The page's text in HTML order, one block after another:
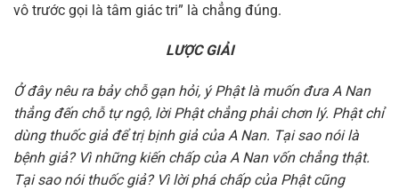
vô trước gọi là tâm giác tri” là chẳng đúng.
LƯỢC GIẢI
Ở đây nêu ra bảy chỗ gạn hỏi, ý Phật là muốn đưa A Nan
thẳng đến chỗ tự ngộ, lời Phật chẳng phải chơn lý. Phật chỉ
dùng thuốc giả để trị bịnh giả của A Nan. Tại sao nói là
bệnh giả? Vì những kiến chấp của A Nan vốn chẳng thật.
Tại sao nói thuốc giả? Vì lời phá chấp của Phật cũng